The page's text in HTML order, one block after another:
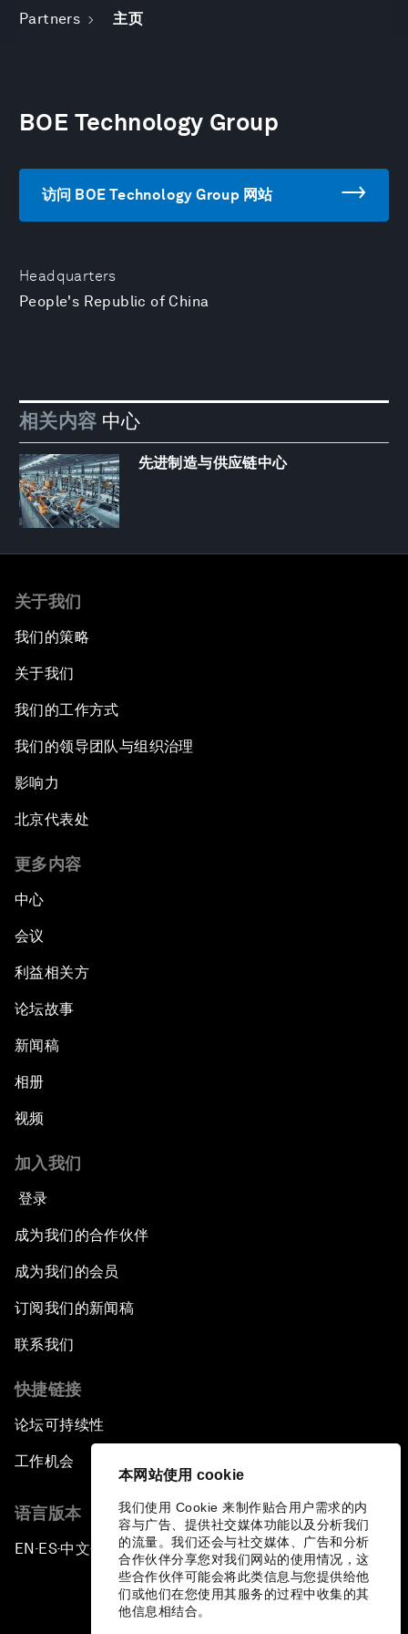
本网站使用 cookie
我们使用 Cookie 来制作贴合用户需求的内
容与广告、提供社交媒体功能以及分析我们
的流量。我们还会与社交媒体、广告和分析
合作伙伴分享您对我们网站的使用情况，这
些合作伙伴可能会将此类信息与您提供给他
们或他们在您使用其服务的过程中收集的其
他信息相结合。
Partners 主页
Headquarters
People's Republic of China
BOE Technology Group
访问 BOE Technology Group 网站
相关内容 中心
先进制造与供应链中心
关于我们
我们的策略
关于我们
我们的工作方式
我们的领导团队与组织治理
影响力
北京代表处
更多内容
中心
会议
利益相关方
论坛故事
新闻稿
相册
视频
加入我们
登录
成为我们的合作伙伴
成为我们的会员
订阅我们的新闻稿
联系我们
快捷链接
论坛可持续性
工作机会
语言版本
EN ▪ES▪中文▪ 日本語